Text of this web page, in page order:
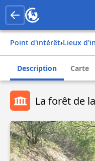
Point d'intérêt› Lieux
Description Carte
La forêt de